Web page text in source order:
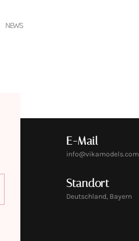
NEWS
E-Mail
info@vikamodels.com
Standort
Deutschland, Bayern